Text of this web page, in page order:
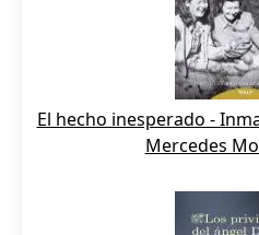
El hecho inesperado -
Mercedes